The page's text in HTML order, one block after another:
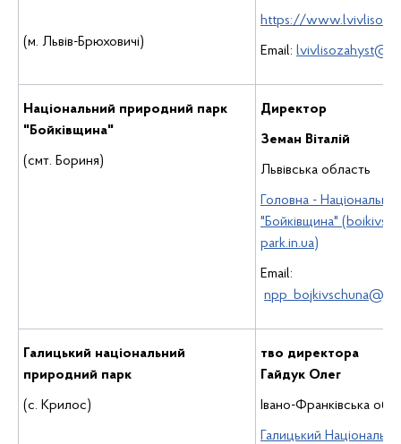
(м. Львів-Брюховичі)
https://
Email:
Національний природний парк
"Бойківщина"
(смт. Бориня)
Директор
Земан Віталій
Львівська область
Головна -
"Бойківщина"
park.in.ua)
Email:
Галицький національний
природний парк
(с. Крилос)
тво директора
Гайдук Олег
Івано-Франківська
Галицький